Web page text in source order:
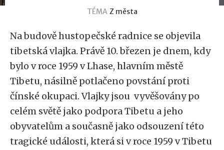
TÉMA Z města
Na budově hustopečské radnice se objevila
tibetská vlajka. Právě 10. březen je dnem, kdy
bylo v roce 1959 v Lhase, hlavním městě
Tibetu, násilně potlačeno povstání proti
čínské okupaci. Vlajky jsou vyvěšovány po
celém světě jako podpora Tibetu a jeho
obyvatelům a současně jako odsouzení této
tragické události, která si v roce 1959 v Tibetu